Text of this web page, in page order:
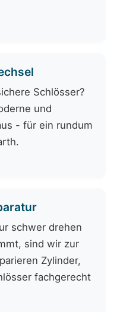
Schlösser?
und
- für ein rundum
schwer drehen
sind wir zur
Zylinder,
fachgerecht